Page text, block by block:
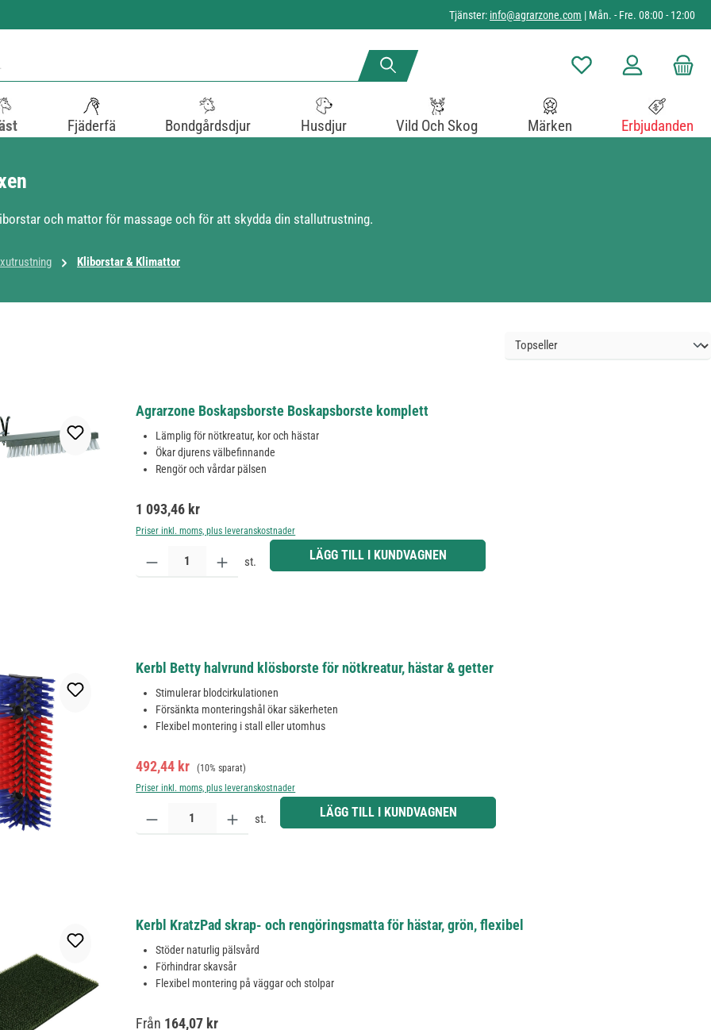
Tjänster: info@agrarzone.com | Mån. - Fre. 08:00 - 12:00
Du har 0 objekt i
Fjäderfä Bondgårdsdjur Husdjur Vild Och Skog Märken Erbjudanden
och mattor för massage och för att skydda din stallutrustning.
Kliborstar & Klimattor
Agrarzone Boskapsborste Boskapsborste komplett
Lämplig för nötkreatur, kor och hästar
Ökar djurens välbefinnande
Rengör och vårdar pälsen
Ordinarie pris:
1 093,46 kr
Priser inkl. moms, plus leveranskostnader
Produktkvantitet: Ange önskat belopp eller använd knapparna för att öka eller minska kvantiteten.
st. LÄGG TILL I KUNDVAGNEN
Kerbl Betty halvrund klösborste för nötkreatur, hästar & getter
Stimulerar blodcirkulationen
Försänkta monteringshål ökar säkerheten
Flexibel montering i stall eller utomhus
Försäljningspris:
492,44 kr Ordinarie pris:
(10% sparat)
Priser inkl. moms, plus leveranskostnader
Produktkvantitet: Ange önskat belopp eller använd knapparna för att öka eller minska kvantiteten.
st. LÄGG TILL I KUNDVAGNEN
Kerbl KratzPad skrap- och rengöringsmatta för hästar, grön, flexibel
Stöder naturlig pälsvård
Förhindrar skavsår
Flexibel montering på väggar och stolpar
Ordinarie pris:
Från 164,07 kr